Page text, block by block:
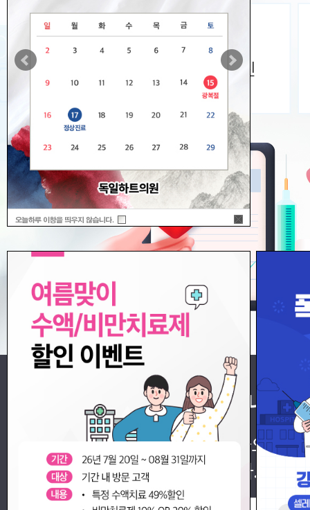
오시는길 & 주차 안내
전화번호를 입력하시면 카카오 알
및 주차 정보를 보내드립니다.